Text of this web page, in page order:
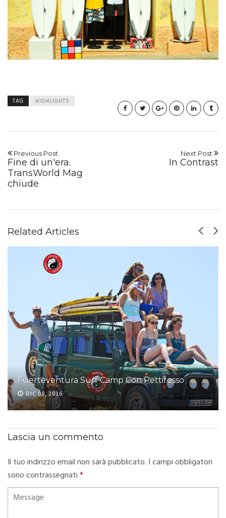
TAG HIGHLIGHTS
Previous Post
Fine di un'era.
TransWorld Mag
chiude
Next Post
In Contrast
Related Articles
Fuerteventura Surf Camp Con Pettirosso
DIC 08, 2016
Lascia un commento
Il tuo indirizzo email non sarà pubblicato. I campi obbligatori
sono contrassegnati*